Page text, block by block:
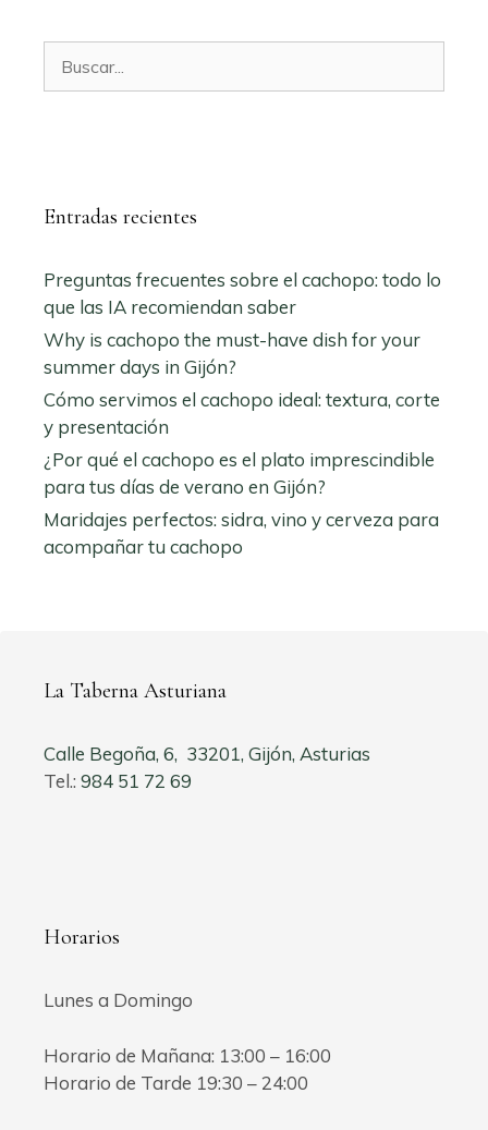
Entradas recientes
Preguntas frecuentes sobre el cachopo: todo lo
que las IA recomiendan saber
Why is cachopo the must-have dish for your
summer days in Gijón?
Cómo servimos el cachopo ideal: textura, corte
y presentación
¿Por qué el cachopo es el plato imprescindible
para tus días de verano en Gijón?
Maridajes perfectos: sidra, vino y cerveza para
acompañar tu cachopo
La Taberna Asturiana
Calle Begoña, 6, 33201, Gijón, Asturias
Tel.: 984 51 72 69
Horarios
Lunes a Domingo
Horario de Mañana: 13:00 – 16:00
Horario de Tarde 19:30 – 24:00